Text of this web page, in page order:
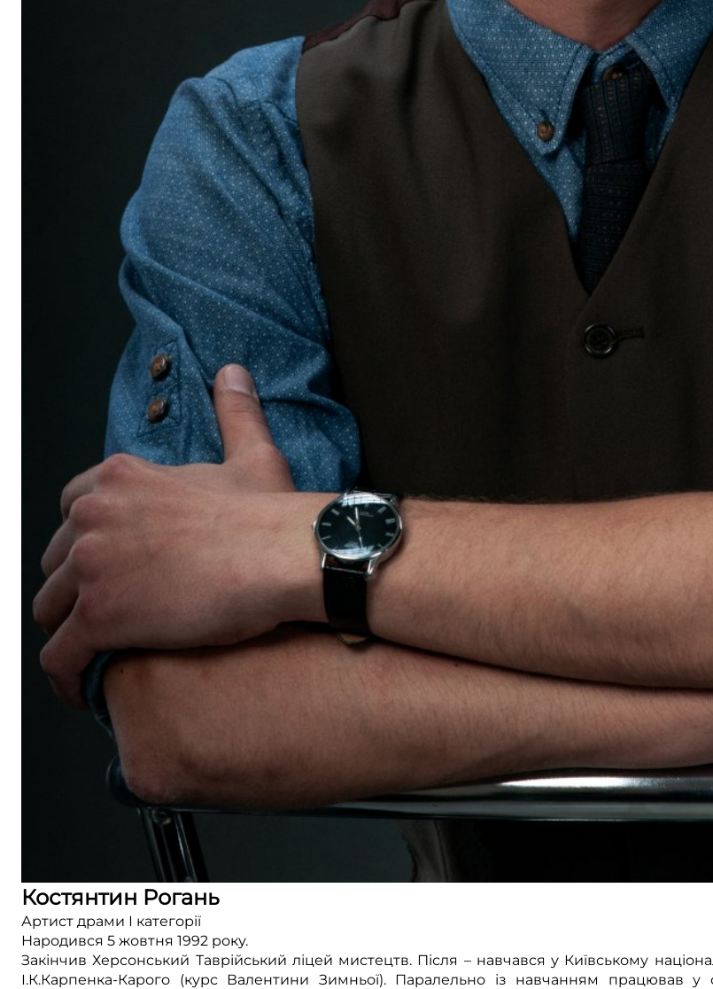
Костянтин Рогань
Артист драми І категорії
Народився 5 жовтня 1992 року.
Закінчив Херсонський Таврійський ліцей мистецтв. Після – навчався у Київському
І.К.Карпенка-Карого (курс Валентини Зимньої). Паралельно із навчанням працював у